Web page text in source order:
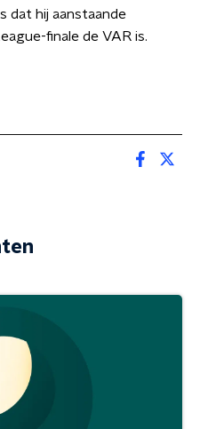
dat hij aanstaande
finale de VAR is.